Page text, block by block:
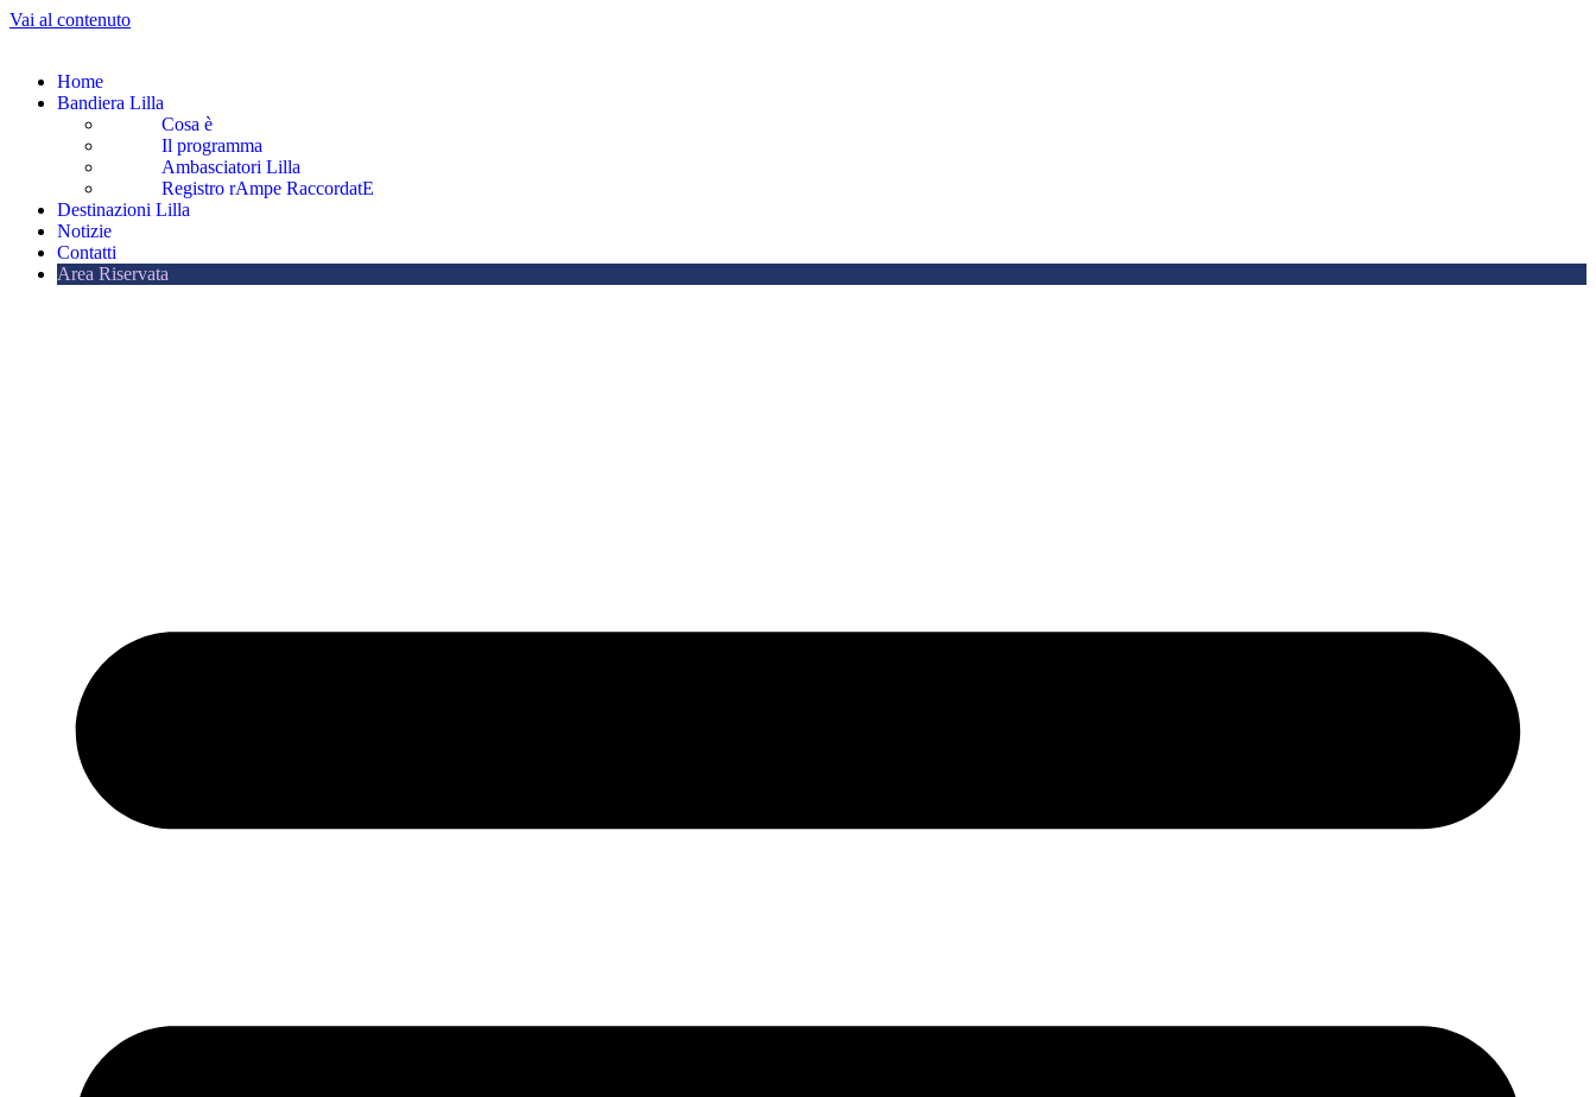
Vai al contenuto
Home
Bandiera Lilla
Cosa è
Il programma
Ambasciatori Lilla
Registro rAmpe RaccordatE
Destinazioni Lilla
Notizie
Contatti
Area Riservata